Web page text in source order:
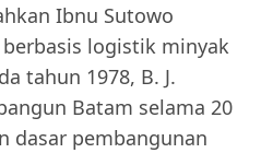
Ibnu Sutowo
logistik minyak
tahun 1978, B. J.
Batam selama 20
dasar pembangunan